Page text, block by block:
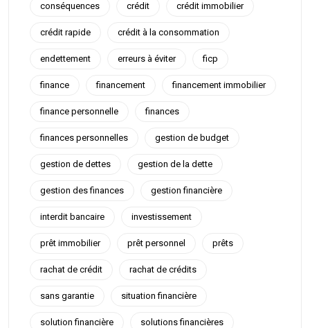
conséquences crédit crédit immobilier
crédit rapide crédit à la consommation
endettement erreurs à éviter ficp
finance financement financement immobilier
finance personnelle finances
finances personnelles gestion de budget
gestion de dettes gestion de la dette
gestion des finances gestion financière
interdit bancaire investissement
prêt immobilier prêt personnel prêts
rachat de crédit rachat de crédits
sans garantie situation financière
solution financière solutions financières